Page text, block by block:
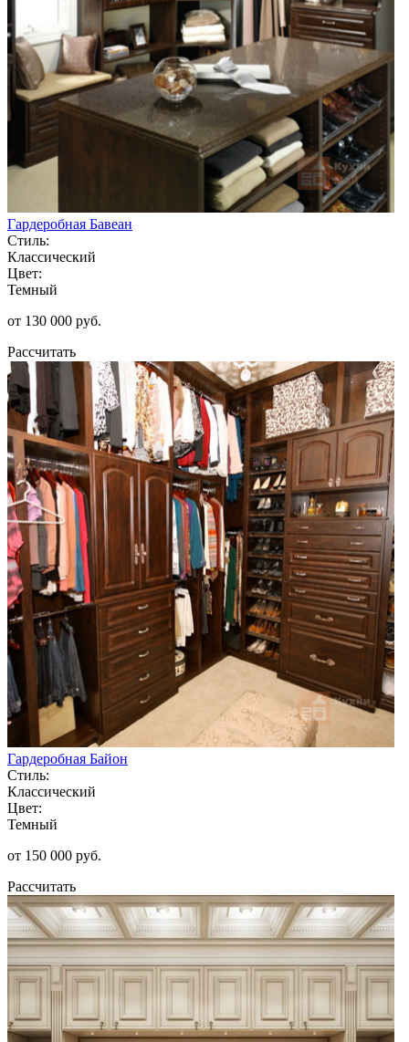
Гардеробная Бавеан
Стиль:
Классический
Цвет:
Темный
от 130 000 руб.
Рассчитать
Гардеробная Байон
Стиль:
Классический
Цвет:
Темный
от 150 000 руб.
Рассчитать